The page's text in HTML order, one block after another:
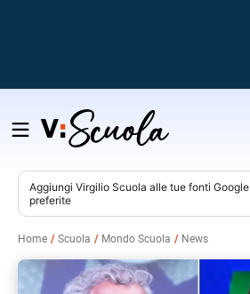
Salta
contenuto
Aggiungi Virgilio Scuola alle tue fonti Google
preferite
Home Scuola Mondo Scuola News